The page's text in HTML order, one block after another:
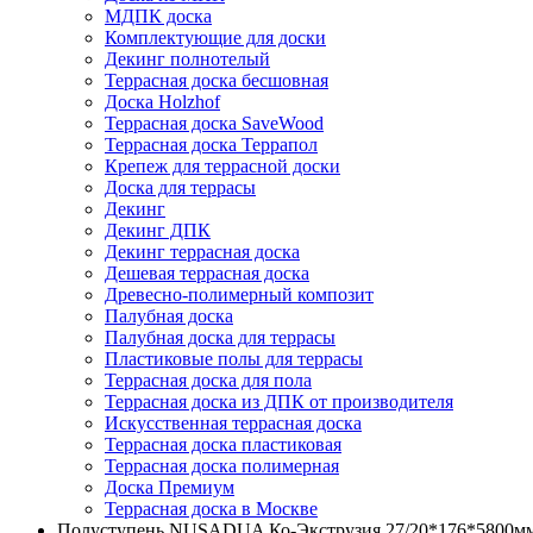
МДПК доска
Комплектующие для доски
Декинг полнотелый
Террасная доска бесшовная
Доска Holzhof
Террасная доска SaveWood
Террасная доска Террапол
Крепеж для террасной доски
Доска для террасы
Декинг
Декинг ДПК
Декинг террасная доска
Дешевая террасная доска
Древесно-полимерный композит
Палубная доска
Палубная доска для террасы
Пластиковые полы для террасы
Террасная доска для пола
Террасная доска из ДПК от производителя
Искусственная террасная доска
Террасная доска пластиковая
Террасная доска полимерная
Доска Премиум
Террасная доска в Москве